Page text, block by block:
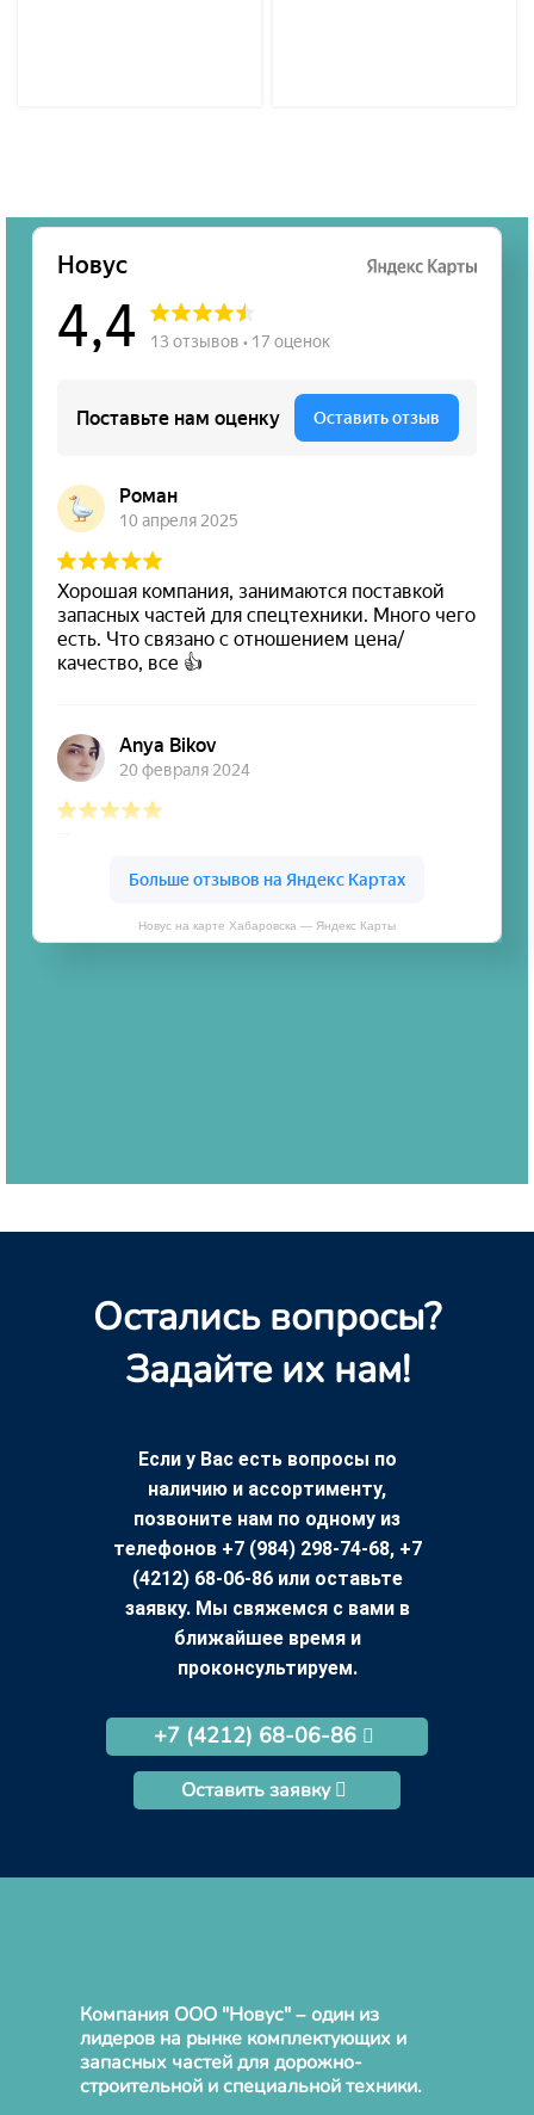
Новус на карте Хабаровска — Яндекс Карты
Остались вопросы?
Задайте их нам!
Если у Вас есть вопросы по
наличию и ассортименту,
позвоните нам по одному из
телефонов +7 (984) 298-74-68, +7
(4212) 68-06-86 или оставьте
заявку. Мы свяжемся с вами в
ближайшее время и
проконсультируем.
+7 (4212) 68-06-86
Оставить заявку
Компания ООО "Новус" – один из
лидеров на рынке комплектующих и
запасных частей для дорожно-
строительной и специальной техники.